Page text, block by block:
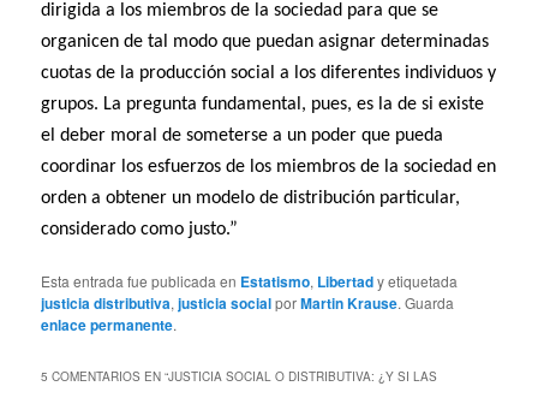
dirigida a los miembros de la sociedad para que se
organicen de tal modo que puedan asignar determinadas
cuotas de la producción social a los diferentes individuos y
grupos. La pregunta fundamental, pues, es la de si existe
el deber moral de someterse a un poder que pueda
coordinar los esfuerzos de los miembros de la sociedad en
orden a obtener un modelo de distribución particular,
considerado como justo.”
Esta entrada fue publicada en Estatismo, Libertady etiquetada
justicia distributiva,justicia socialporMartin Krause. Guarda
enlace permanente.
5 COMENTARIOS EN “JUSTICIA SOCIAL O DISTRIBUTIVA: ¿Y SI LAS